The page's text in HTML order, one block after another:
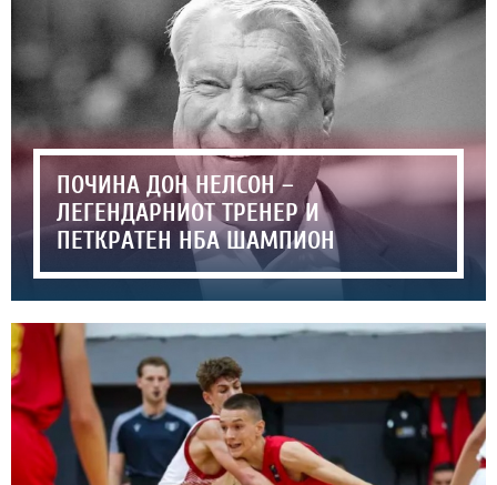
ПОЧИНА ДОН НЕЛСОН –
ЛЕГЕНДАРНИОТ ТРЕНЕР И
ПЕТКРАТЕН НБА ШАМПИОН